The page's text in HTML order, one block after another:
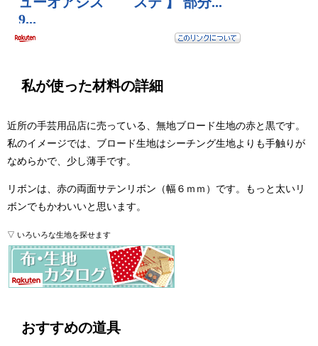
私が使った材料の詳細
近所の手芸用品店に売っている、無地ブロード生地の赤と黒です。
私のイメージでは、ブロード生地はシーチング生地よりも手触りが
なめらかで、少し薄手です。
リボンは、赤の両面サテンリボン（幅６ｍｍ）です。もっと太いリ
ボンでもかわいいと思います。
▽ いろいろな生地を探せます
おすすめの道具